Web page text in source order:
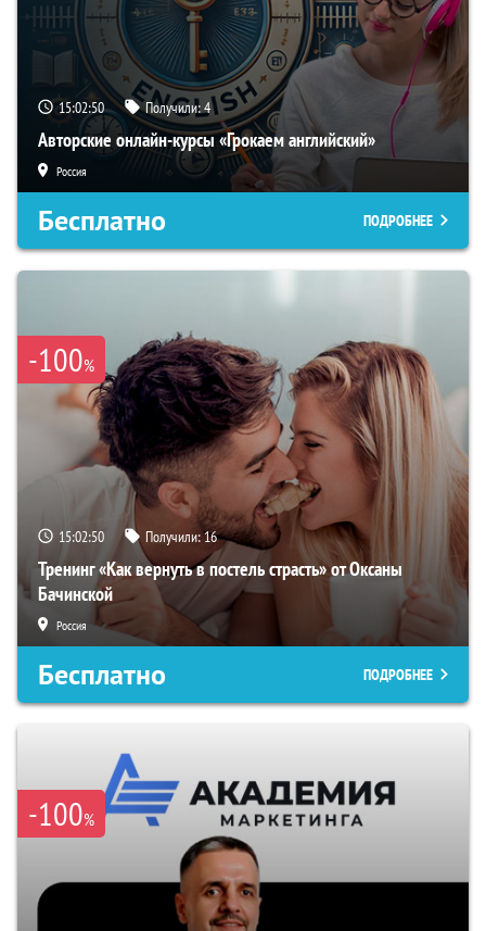
15:02:49 Получили:4
Авторские онлайн-курсы «Грокаем английский»
Россия
Бесплатно ПОДРОБНЕЕ
-100%
15:02:49 Получили:16
Тренинг «Как вернуть в постель страсть» от Оксаны
Бачинской
Россия
Бесплатно ПОДРОБНЕЕ
-100%